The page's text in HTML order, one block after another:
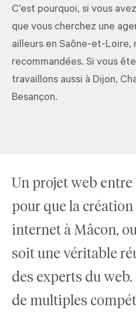
C’est pourquoi, si vous
que vous cherchez une
ailleurs en Saône-et-
recommandées. Si vous
travaillons aussi à Dijon,
Besançon.
Un projet web entre
pour que la
internet à Mâcon,
soit une véritable
des experts du
de multiples